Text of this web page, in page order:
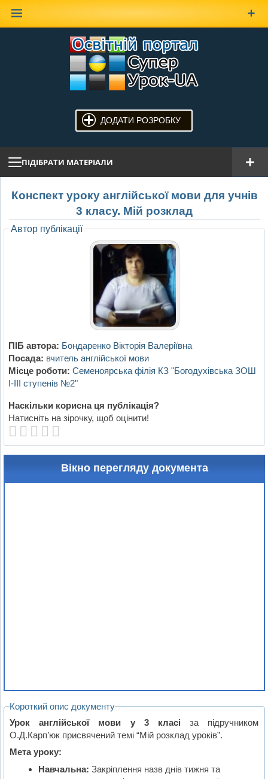
ДОДАТИ РОЗРОБКУ
ПІДІБРАТИ МАТЕРІАЛИ
Конспект уроку англійської мови для учнів
3 класу. Мій розклад
Автор публікації
ПІБ автора: Бондаренко Вікторія Валеріївна
Посада: вчитель англійської мови
Місце роботи: Семеноярська філія КЗ "Богодухівська ЗОШ
І-ІІІ ступенів №2"
Наскільки корисна ця публікація?
Натисніть на зірочку, щоб оцінити!
Вікно перегляду документа
Короткий опис документу
Урок англійської мови у 3 класі за підручником
О.Д.Карп’юк присвячений темі “Мій розклад уроків”.
Мета уроку:
Навчальна: Закріплення назв днів тижня та